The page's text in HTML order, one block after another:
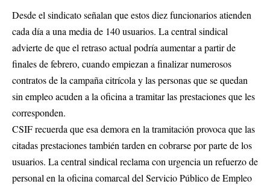
Desde el sindicato señalan que estos diez funcionarios atienden
cada día a una media de 140 usuarios. La central sindical
advierte de que el retraso actual podría aumentar a partir de
finales de febrero, cuando empiezan a finalizar numerosos
contratos de la campaña citrícola y las personas que se quedan
sin empleo acuden a la oficina a tramitar las prestaciones que les
corresponden.
CSIF recuerda que esa demora en la tramitación provoca que las
citadas prestaciones también tarden en cobrarse por parte de los
usuarios. La central sindical reclama con urgencia un refuerzo de
personal en la oficina comarcal del Servicio Público de Empleo